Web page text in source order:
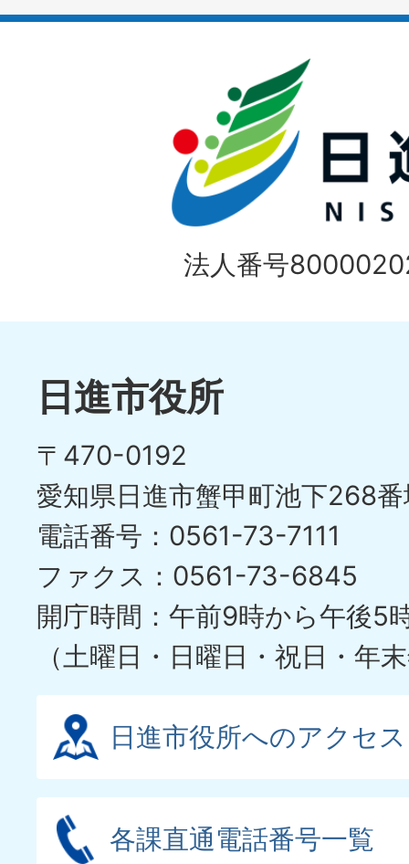
イ
法人番号
日進市役所
〒470-0192
愛知県日進市蟹甲町池下268
電話番号：0561-73-7111
ファクス：0561-73-6845
開庁時間：午前9時から午後5
（土曜日・日曜日・祝日・年
日進市役所へのアクセス
各課直通電話番号一覧